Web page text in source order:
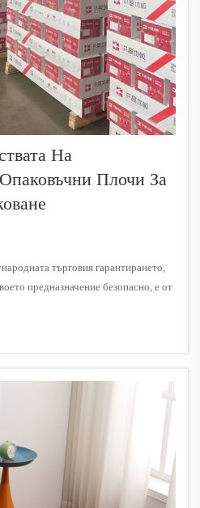
На
Плочи За
търговия гарантирането,
предназначение безопасно, е от
на бизнеса. Експортната
предизвикателства по време на